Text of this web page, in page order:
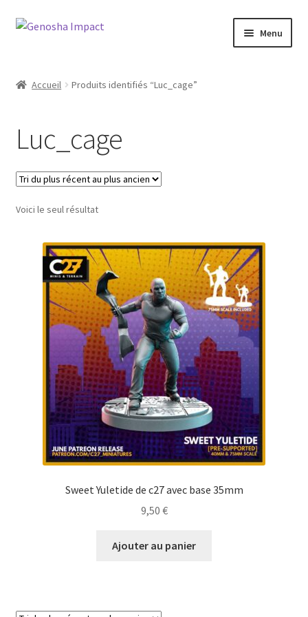
Aller
navigation
Aller
Menu
Checkout
My account
Shop
Wishlist
Accueil Produits identifiés “Luc_cage”
Luc_cage
Voici le seul résultat
Sweet Yuletide de c27 avec base 35mm
9,50 €
Ajouter au panier